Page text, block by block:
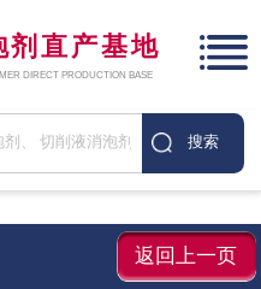
剂直产基地
DIRECT PRODUCTION BASE
返回上一页